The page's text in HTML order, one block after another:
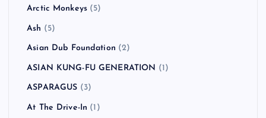
Arctic Monkeys (5)
Ash (5)
Asian Dub Foundation (2)
ASIAN KUNG-FU GENERATION (1)
ASPARAGUS (3)
At The Drive-In (1)